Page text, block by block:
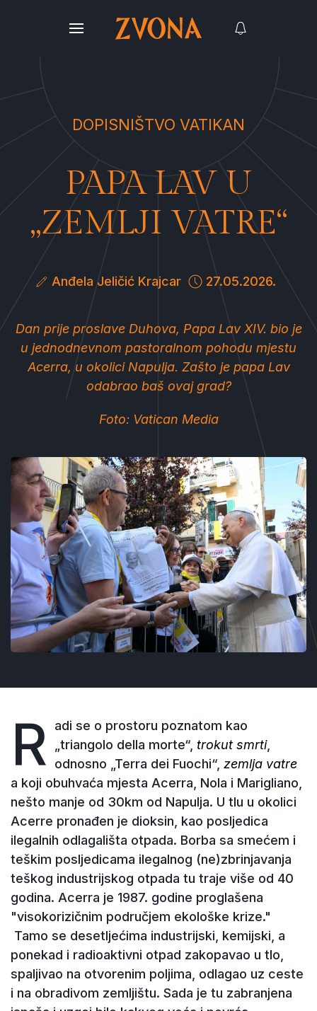
DOPISNIŠTVO VATIKAN
PAPA LAV U
„ZEMLJI VATRE“
Anđela Jeličić Krajcar 27.05.2026.
Dan prije proslave Duhova, Papa Lav XIV. bio je
u jednodnevnom pastoralnom pohodu mjestu
Acerra, u okolici Napulja. Zašto je papa Lav
odabrao baš ovaj grad?
Foto: Vatican Media
R
adi se o prostoru poznatom kao
„triangolo della morte“, trokut smrti,
odnosno „Terra dei Fuochi“, zemlja vatre
a koji obuhvaća mjesta Acerra, Nola i Marigliano,
nešto manje od 30km od Napulja. U tlu u okolici
Acerre pronađen je dioksin, kao posljedica
ilegalnih odlagališta otpada. Borba sa smećem i
teškim posljedicama ilegalnog (ne)zbrinjavanja
teškog industrijskog otpada tu traje više od 40
godina. Acerra je 1987. godine proglašena
"visokorizičnim područjem ekološke krize."
Tamo se desetljećima industrijski, kemijski, a
ponekad i radioaktivni otpad zakopavao u tlo,
spaljivao na otvorenim poljima, odlagao uz ceste
i na obradivom zemljištu. Sada je tu zabranjena